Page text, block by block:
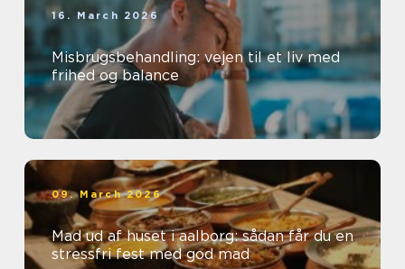
16. March 2026
Misbrugsbehandling: vejen til et liv med
frihed og balance
09. March 2026
Mad ud af huset i aalborg: sådan får du en
stressfri fest med god mad